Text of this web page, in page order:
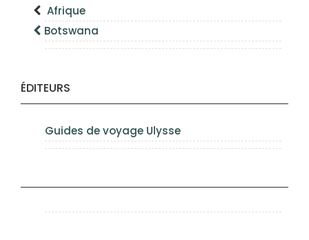
Afrique
Botswana
ÉDITEURS
Guides de voyage Ulysse